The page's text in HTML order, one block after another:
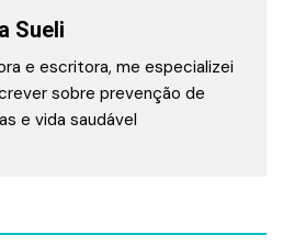
Sueli
e escritora, me especializei
sobre prevenção de
e vida saudável